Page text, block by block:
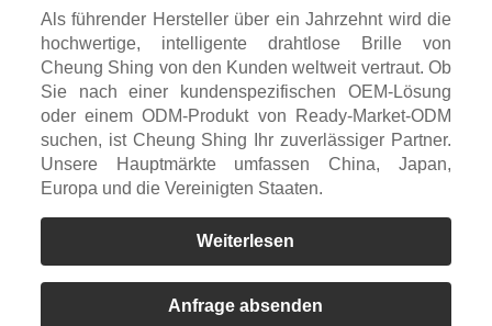
Als führender Hersteller über ein Jahrzehnt wird die
hochwertige, intelligente drahtlose Brille von
Cheung Shing von den Kunden weltweit vertraut. Ob
Sie nach einer kundenspezifischen OEM-Lösung
oder einem ODM-Produkt von Ready-Market-ODM
suchen, ist Cheung Shing Ihr zuverlässiger Partner.
Unsere Hauptmärkte umfassen China, Japan,
Europa und die Vereinigten Staaten.
Weiterlesen
Anfrage absenden